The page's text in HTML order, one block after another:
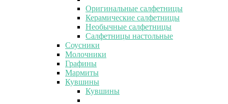
Оригинальные салфетницы
Керамические салфетницы
Необычные салфетницы
Салфетницы настольные
Соусники
Молочники
Графины
Мармиты
Кувшины
Кувшины